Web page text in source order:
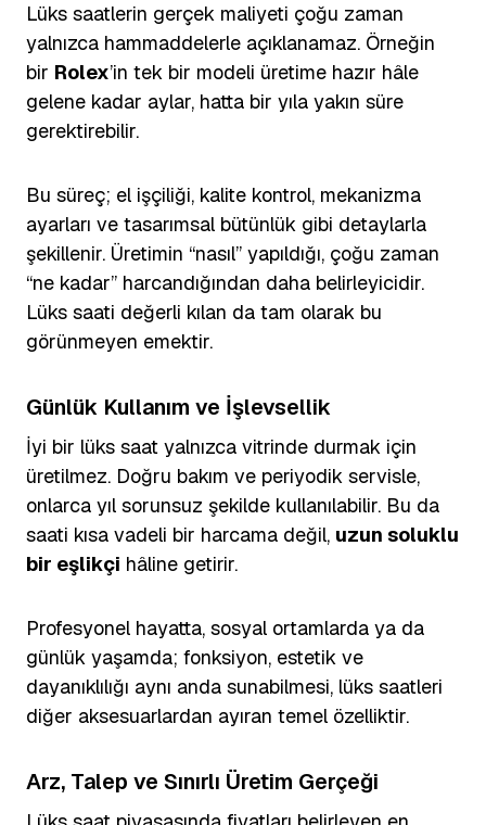
Lüks saatlerin gerçek maliyeti çoğu zaman
yalnızca hammaddelerle açıklanamaz. Örneğin
bir Rolex’in tek bir modeli üretime hazır hâle
gelene kadar aylar, hatta bir yıla yakın süre
gerektirebilir.
Bu süreç; el işçiliği, kalite kontrol, mekanizma
ayarları ve tasarımsal bütünlük gibi detaylarla
şekillenir. Üretimin “nasıl” yapıldığı, çoğu zaman
“ne kadar” harcandığından daha belirleyicidir.
Lüks saati değerli kılan da tam olarak bu
görünmeyen emektir.
Günlük Kullanım ve İşlevsellik
İyi bir lüks saat yalnızca vitrinde durmak için
üretilmez. Doğru bakım ve periyodik servisle,
onlarca yıl sorunsuz şekilde kullanılabilir. Bu da
saati kısa vadeli bir harcama değil, uzun soluklu
bir eşlikçi hâline getirir.
Profesyonel hayatta, sosyal ortamlarda ya da
günlük yaşamda; fonksiyon, estetik ve
dayanıklılığı aynı anda sunabilmesi, lüks saatleri
diğer aksesuarlardan ayıran temel özelliktir.
Arz, Talep ve Sınırlı Üretim Gerçeği